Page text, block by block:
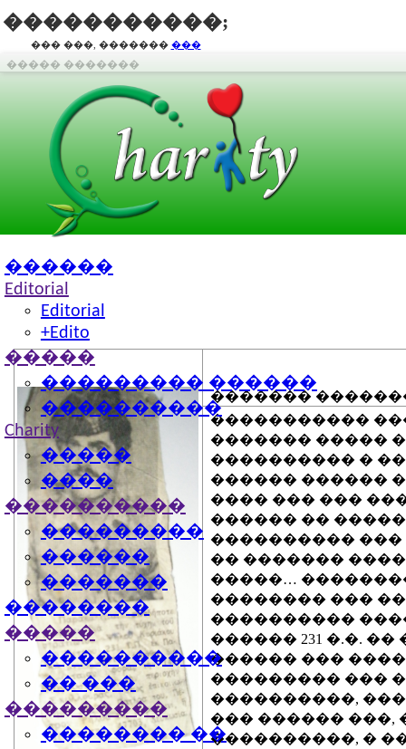
�����������;
��� ���, ������� ���
����� �������
������
Editorial
Editorial
+Edito
�����
��������� ������
����������
Charity
�����
����
����������
���������
������
�������
��������
�����
����������
�� ���
���������
�������� ��
�������
�����������
������� �����
���������� �
������ ������
���� ��� ���
������ ��
���������� ���
�� �������
�����…
�������� ���
����������
������ 231 �.�.
������ ���
��������� ���
����������,
��� ������ ���,
����������, � ��